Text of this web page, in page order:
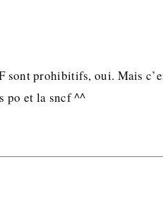
sont prohibitifs, oui. Mais
po et la sncf ^^